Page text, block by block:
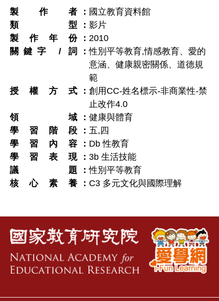
製作者
國立教育資料館
類型
影片
製作年份
2010
關鍵字 / 詞
性別平等教育,情感教育、愛的
意涵、健康親密關係、道德規
範
授權方式
創用CC-姓名標示-非商業性-禁
止改作4.0
領域
健康與體育
學習階段
五, 四
學習內容
Db 性教育
學習表現
3b 生活技能
議題
性別平等教育
核心素養
C3 多元文化與國際理解